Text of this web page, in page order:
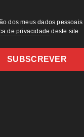
dos meus dados pessoais
de privacidade deste site.